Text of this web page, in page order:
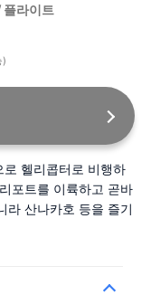
플라이트
)
헬리콥터로 비행하
포트를 이륙하고 곧바
라 산나카호 등을 즐기